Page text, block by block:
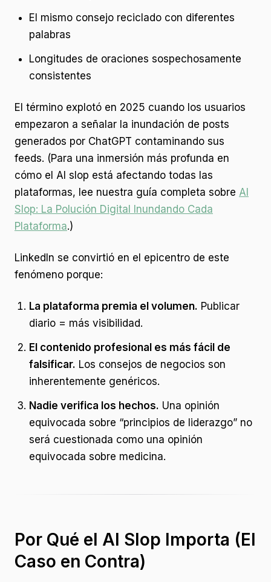
El mismo consejo reciclado con diferentes
palabras
Longitudes de oraciones sospechosamente
consistentes
El término explotó en 2025 cuando los usuarios
empezaron a señalar la inundación de posts
generados por ChatGPT contaminando sus
feeds. (Para una inmersión más profunda en
cómo el AI slop está afectando todas las
plataformas, lee nuestra guía completa sobre AI
Slop: La Polución Digital Inundando Cada
Plataforma.)
LinkedIn se convirtió en el epicentro de este
fenómeno porque:
La plataforma premia el volumen. Publicar
diario = más visibilidad.
El contenido profesional es más fácil de
falsificar. Los consejos de negocios son
inherentemente genéricos.
Nadie verifica los hechos. Una opinión
equivocada sobre “principios de liderazgo” no
será cuestionada como una opinión
equivocada sobre medicina.
Por Qué el AI Slop Importa (El
Caso en Contra)